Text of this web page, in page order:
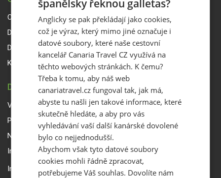
O Canaria Travel CZ
Dárkové poukazy
Delegáti
Kontakty
DŮLEŽITÉ INFORMACE
Všeobecné smluvní podmínky a reklamační řád
Přepravní podmínky Smartwings
Nastavení a ochrana soukromí
Informace k rezervaci zájezdu
Informace k pojištění
španělsky řeknou galletas?
Anglicky se pak překládají jako cookies,
což je výraz, který mimo jiné označuje i
datové soubory, které naše cestovní
kancelář Canaria Travel CZ využívá na
těchto webových stránkách. K čemu?
Třeba k tomu, aby náš web
canariatravel.cz fungoval tak, jak má,
abyste tu našli jen takové informace, které
skutečně hledáte, a aby pro vás
vyhledávání vaší další kanárské dovolené
bylo co nejjednodušší.
Abychom však tyto datové soubory
cookies mohli řádně zpracovat,
potřebujeme Váš souhlas. Dovolíte nám